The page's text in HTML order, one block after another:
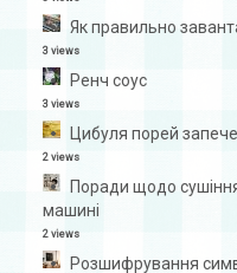
Як правильно
3 views
Ренч соус
3 views
Цибуля порей
2 views
Поради щодо сушіння
машині
2 views
Розшифрування